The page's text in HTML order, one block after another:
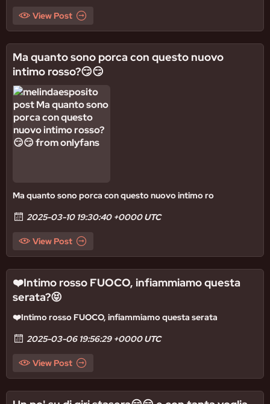
View Post
Ma quanto sono porca con questo nuovo
intimo rosso?😏😏
Ma quanto sono porca con questo nuovo intimo ro
2025-03-10 19:30:40 +0000 UTC
View Post
❤️Intimo rosso FUOCO, infiammiamo questa
serata?😝
❤️Intimo rosso FUOCO, infiammiamo questa serata
2025-03-06 19:56:29 +0000 UTC
View Post